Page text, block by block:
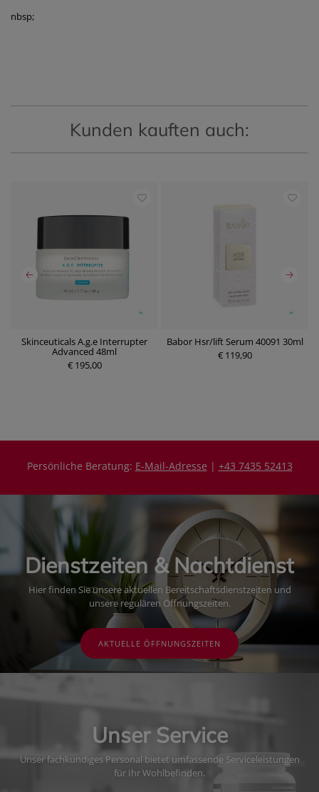
nbsp;
Kunden kauften auch:
Skinceuticals A.g.e Interrupter
Advanced 48ml
€ 195,00
Babor Hsr/lift Serum 40091 30ml
€ 119,90
Persönliche Beratung: E-Mail-Adresse | +43 7435 52413
Dienstzeiten & Nachtdienst
Hier finden Sie unsere aktuellen Bereitschaftsdienstzeiten und
unsere regulären Öffnungszeiten.
AKTUELLE ÖFFNUNGSZEITEN
Unser Service
Unser fachkundiges Personal bietet umfassende Serviceleistungen
für Ihr Wohlbefinden.